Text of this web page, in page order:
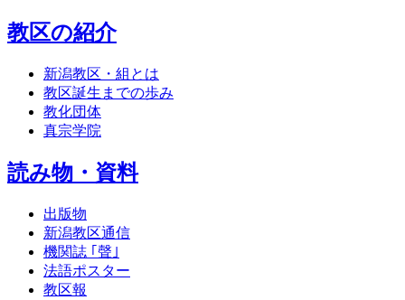
教区の紹介
新潟教区・組とは
教区誕生までの歩み
教化団体
真宗学院
読み物・資料
出版物
新潟教区通信
機関誌 ｢聲｣
法語ポスター
教区報